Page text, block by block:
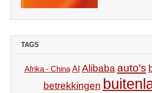
TAGS
Afrika - China AI Alibaba auto's
betrekkingen